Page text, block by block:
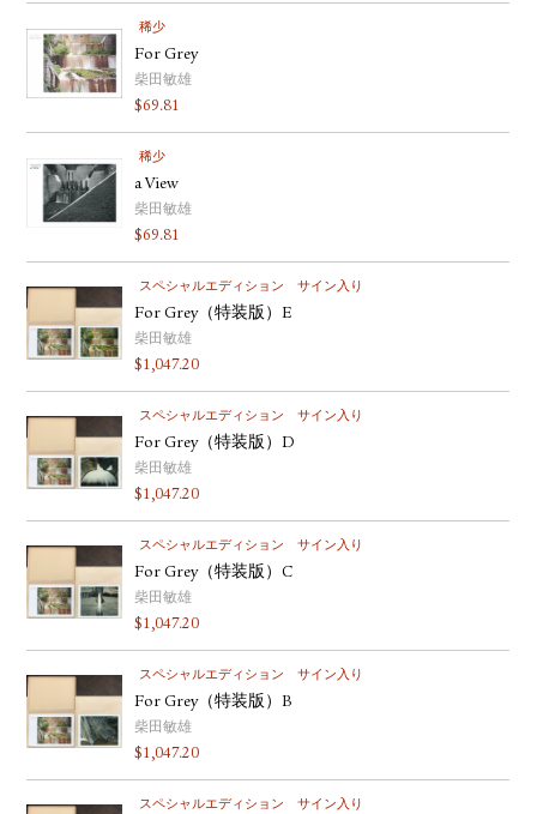
稀少
For Grey
柴田敏雄
$69.81
稀少
a View
柴田敏雄
$69.81
スペシャルエディション サイン入り
For Grey（特装版）E
柴田敏雄
$1,047.20
スペシャルエディション サイン入り
For Grey（特装版）D
柴田敏雄
$1,047.20
スペシャルエディション サイン入り
For Grey（特装版）C
柴田敏雄
$1,047.20
スペシャルエディション サイン入り
For Grey（特装版）B
柴田敏雄
$1,047.20
スペシャルエディション サイン入り